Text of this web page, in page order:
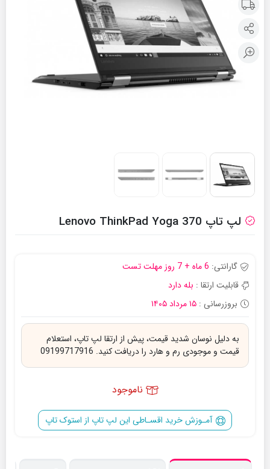
لپ تاپ Lenovo ThinkPad Yoga 370
گارانتی: 6 ماه + 7 روز مهلت تست
قابلیت ارتقا : بله دارد
بروزرسانی : ۱۵ مرداد ۱۴۰۵
به دلیل نوسان شدید قیمت، پیش از ارتقا لپ تاپ، استعلام
قیمت و موجودی رم و هارد را دریافت کنید. 09199717916
ناموجود
آمـوزش خرید اقسـاطی این لپ تاپ از استوک تاپ